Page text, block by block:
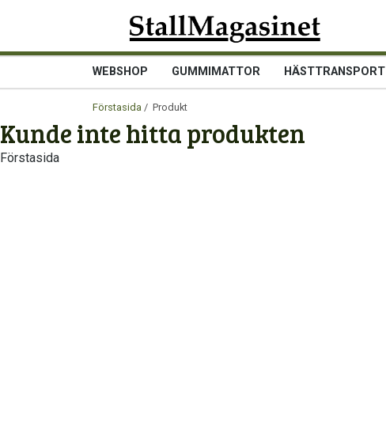
WEBSHOP GUMMIMATTOR HÄSTTRANSPORT
Förstasida / Produkt
Kunde inte hitta produkten
Förstasida